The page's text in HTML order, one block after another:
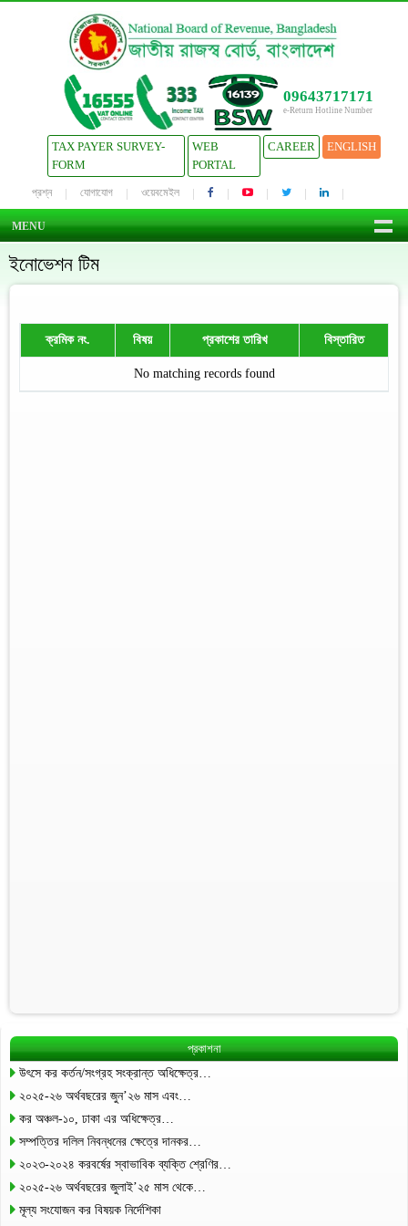
09643717171
e-Return Hotline Number
TAX PAYER SURVEY-
FORM
WEB
PORTAL
CAREER ENGLISH
প্রশ্ন যোগাযোগ ওয়েবমেইল
MENU
ইনোভেশন টিম
ক্রমিক নং. বিষয় প্রকাশের তারিখ বিস্তারিত
No matching records found
প্রকাশনা
উৎসে কর কর্তন/সংগ্রহ সংক্রান্ত অধিক্ষেত্র…
২০২৫-২৬ অর্থবছরের জুন’২৬ মাস এবং…
কর অঞ্চল-১০, ঢাকা এর অধিক্ষেত্র…
সম্পত্তির দলিল নিবন্ধনের ক্ষেত্রে দানকর…
২০২৩-২০২৪ করবর্ষের স্বাভাবিক ব্যক্তি শ্রেণির…
২০২৫-২৬ অর্থবছরের জুলাই’২৫ মাস থেকে…
মূল্য সংযোজন কর বিষয়ক নির্দেশিকা